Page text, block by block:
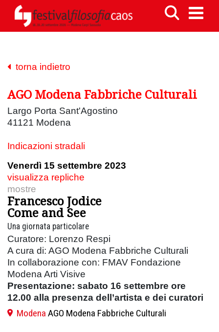
torna indietro
AGO Modena Fabbriche Culturali
Largo Porta Sant'Agostino
41121 Modena
Indicazioni stradali
Venerdì 15 settembre 2023
visualizza repliche
mostre
Francesco Jodice
Come and See
Una giornata particolare
Curatore: Lorenzo Respi
A cura di: AGO Modena Fabbriche Culturali
In collaborazione con: FMAV Fondazione
Modena Arti Visive
Presentazione: sabato 16 settembre ore
12.00 alla presenza dell’artista e dei curatori
Modena AGO Modena Fabbriche Culturali